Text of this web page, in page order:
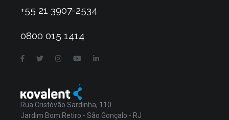
+55 21 3907-2534
0800 015 1414
Rua Cristóvão Sardinha, 110
Jardim Bom Retiro - São Gonçalo - RJ